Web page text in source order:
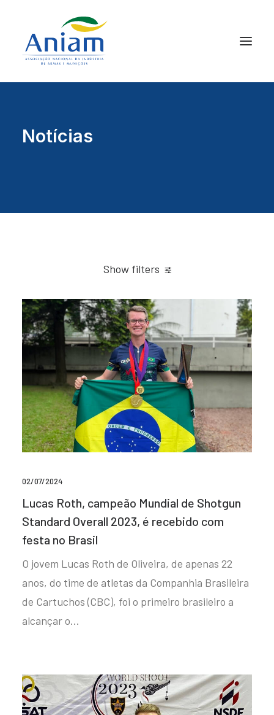
Notícias
Show filters
02/07/2024
Lucas Roth, campeão Mundial de Shotgun
Standard Overall 2023, é recebido com
festa no Brasil
O jovem Lucas Roth de Oliveira, de apenas 22
anos, do time de atletas da Companhia Brasileira
de Cartuchos (CBC), foi o primeiro brasileiro a
alcançar o…